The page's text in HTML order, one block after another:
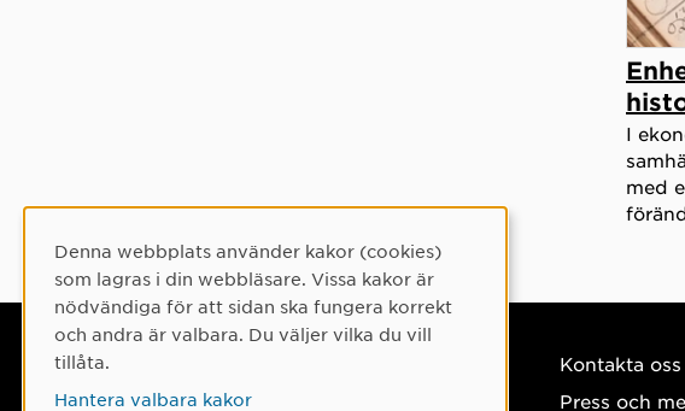
I
med
Kontakta oss
Press och
Cookie-samtycke
Denna webbplats använder kakor (cookies)
som lagras i din webbläsare. Vissa kakor är
nödvändiga för att sidan ska fungera korrekt
och andra är valbara. Du väljer vilka du vill
tillåta.
Hantera valbara kakor